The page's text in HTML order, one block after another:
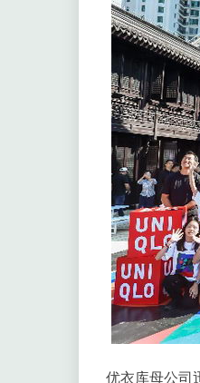
优衣库母公司